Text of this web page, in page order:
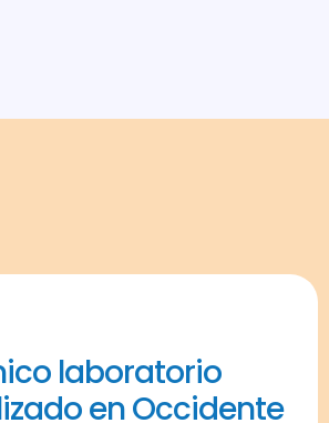
laboratorio
en Occidente